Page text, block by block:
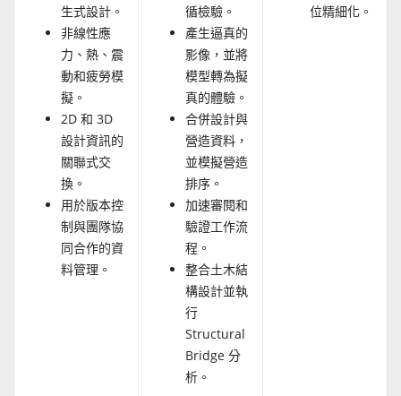
生式設計。
非線性應
力、熱、震
動和疲勞模
擬。
2D 和 3D
設計資訊的
關聯式交
換。
用於版本控
制與團隊協
同合作的資
料管理。
循檢驗。
產生逼真的
影像，並將
模型轉為擬
真的體驗。
合併設計與
營造資料，
並模擬營造
排序。
加速審閱和
驗證工作流
程。
整合土木結
構設計並執
行
Structural
Bridge 分
析。
位精細化。